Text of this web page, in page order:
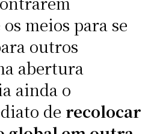
meios para se
outros
abertura
ainda o
de recolocar